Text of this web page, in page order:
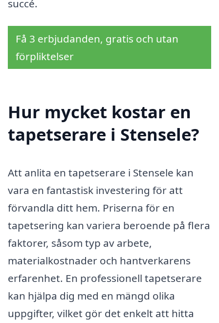
succé.
Få 3 erbjudanden, gratis och utan
förpliktelser
Hur mycket kostar en
tapetserare i Stensele?
Att anlita en tapetserare i Stensele kan
vara en fantastisk investering för att
förvandla ditt hem. Priserna för en
tapetsering kan variera beroende på flera
faktorer, såsom typ av arbete,
materialkostnader och hantverkarens
erfarenhet. En professionell tapetserare
kan hjälpa dig med en mängd olika
uppgifter, vilket gör det enkelt att hitta